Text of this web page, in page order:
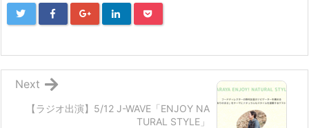
【ラジオ出演】5/12 J-WAVE「ENJOY NA
TURAL STYLE」
Next